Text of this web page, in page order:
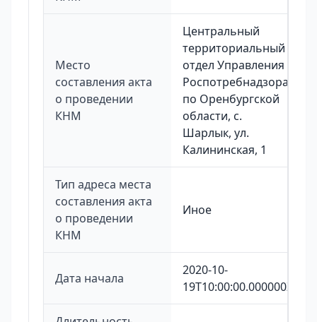
Место
составления акта
о проведении
КНМ
Центральный
территориальный
отдел Управления
Роспотребнадзора
по Оренбургской
области, с.
Шарлык, ул.
Калининская, 1
Тип адреса места
составления акта
о проведении
КНМ
Иное
Дата начала
2020-10-
19T10:00:00.000000Z